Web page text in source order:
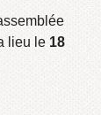
lieu le 18